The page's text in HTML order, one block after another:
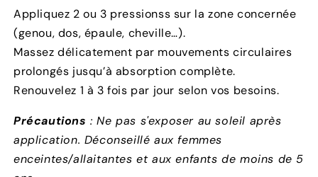
Appliquez 2 ou 3 pressionss sur la zone concernée
(genou, dos, épaule, cheville…).
Massez délicatement par mouvements circulaires
prolongés jusqu’à absorption complète.
Renouvelez 1 à 3 fois par jour selon vos besoins.
Précautions : Ne pas s'exposer au soleil après
application. Déconseillé aux femmes
enceintes/allaitantes et aux enfants de moins de 5